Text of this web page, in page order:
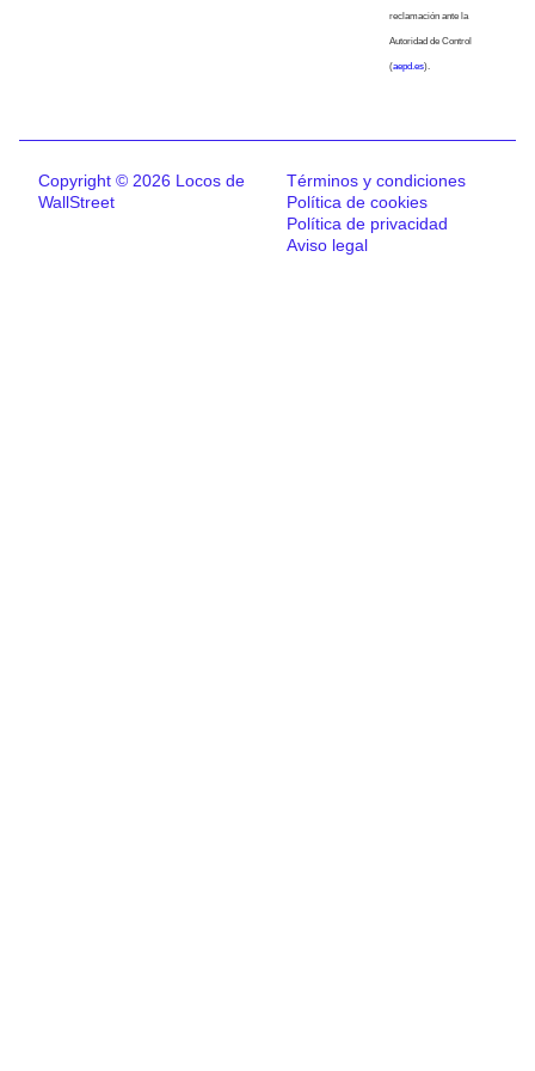
reclamación ante la
Autoridad de Control
(aepd.es).
Copyright © 2026 Locos de
WallStreet
Términos y condiciones
Política de cookies
Política de privacidad
Aviso legal